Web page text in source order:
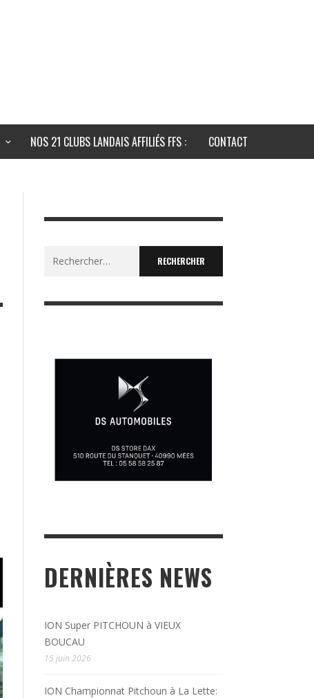
NOS 21 CLUBS LANDAIS AFFILIÉS FFS : CONTACT
DERNIÈRES NEWS
ION Super PITCHOUN à VIEUX
BOUCAU
15 juin 2026
ION Championnat Pitchoun à La Lette: